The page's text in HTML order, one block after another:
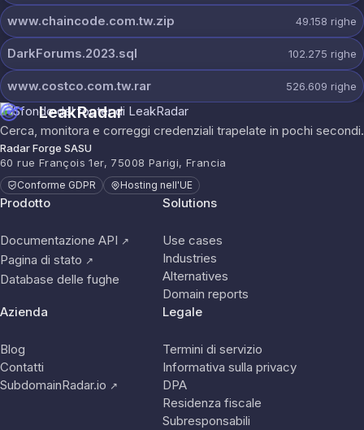
www.chaincode.com.tw.zip 49.158 righe
DarkForums.2023.sql 102.275 righe
www.costco.com.tw.rar 526.609 righe
LeakRadar
Cerca, monitora e correggi credenziali trapelate in pochi secondi.
Radar Forge SASU
60 rue François 1er, 75008 Parigi, Francia
Conforme GDPR Hosting nell'UE
Prodotto
Documentazione API ↗
Pagina di stato ↗
Database delle fughe
Solutions
Use cases
Industries
Alternatives
Domain reports
Azienda
Blog
Contatti
SubdomainRadar.io ↗
Legale
Termini di servizio
Informativa sulla privacy
DPA
Residenza fiscale
Subresponsabili